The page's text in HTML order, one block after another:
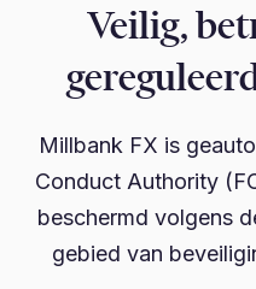
Veilig,
Millbank FX is
Conduct Authority
beschermd volgens
gebied van